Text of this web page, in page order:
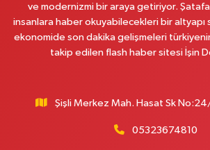
Naciye Eczanesi
Esentepe Mahallesi 2388. Sokak 8 A 38 NOLU ASM
MERKEZ CAMİNİN ORDAKİ GÜVEN KASABIN
Mehmet Nesih Özmen Mahallesi Zeki Sokak No:28
ve modernizmi bir araya getiriyor.
insanlara haber okuyabilecekleri bir altyapı
ekonomide son dakika gelişmeleri
takip edilen flash haber sitesi İşin
Şişli Merkez Mah. Hasat Sk
05323674810